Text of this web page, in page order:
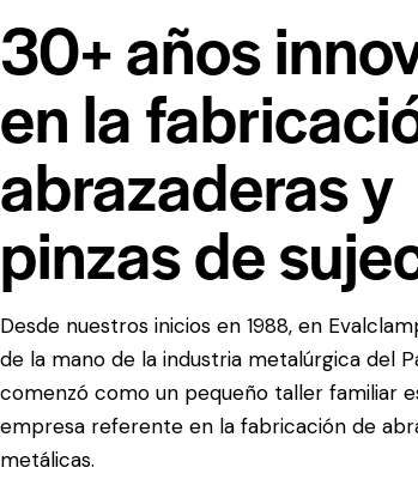
30+ años
en la
abrazaderas y
pinzas de
Desde nuestros inicios en 1988, en
de la mano de la industria metalúrgica del
comenzó como un pequeño taller familiar
empresa referente en la fabricación de
metálicas.